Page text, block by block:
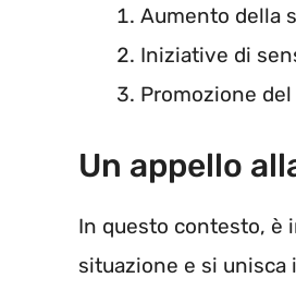
Aumento della
Iniziative di
Promozione
Un appello
In questo contesto, è
situazione e si unisca